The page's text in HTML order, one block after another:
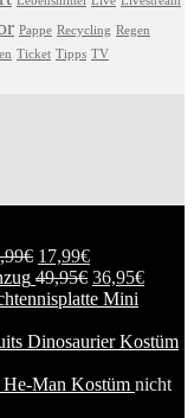
Pappe Recycling Regen
Ticket Tipps TV
€ 17,99€
49,95€ 36,95€
Mini
Dinosaurier Kostüm
He-Man Kostüm nicht